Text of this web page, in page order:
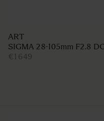
ART
SIGMA 28-105mm F2.8
€1 649